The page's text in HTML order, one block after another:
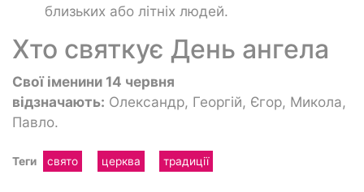
близьких або літніх людей.
Хто святкує День ангела
Свої іменини 14 червня
відзначають: Олександр, Георгій, Єгор, Микола,
Павло.
Теги свято церква традиції